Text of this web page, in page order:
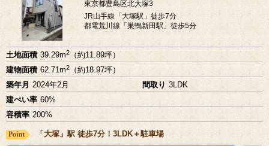
東京都豊島区北大塚3
JR山手線「大塚駅」徒歩7分
都電荒川線「巣鴨新田駅」徒歩5分
土地面積 39.29m2
（約11.89坪）
建物面積 62.71m2（約18.97坪）
築年月 2024年2月 間取り 3LDK
建ぺい率 60%
容積率 200%
「大塚」駅 徒歩7分！3LDK＋駐車場